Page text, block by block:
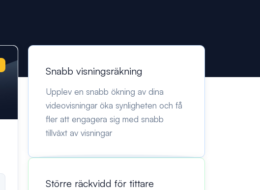
Snabb visningsräkning
Upplev en snabb ökning av dina
videovisningar öka synligheten och få
fler att engagera sig med snabb
tillväxt av visningar
Större räckvidd för tittare